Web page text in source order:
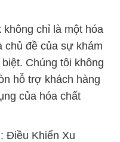
chỉ là một hóa
chủ đề của sự khám
Chúng tôi không
hỗ trợ khách hàng
của hóa chất
Điều Khiển Xu